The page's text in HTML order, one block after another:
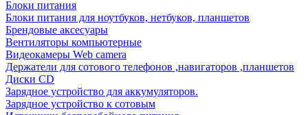
Блоки питания
Блоки питания для ноутбуков, нетбуков, планшетов
Брендовые аксесуары
Вентиляторы компьютерные
Видеокамеры Web camera
Держатели для сотового телефонов ,навигаторов ,планшетов
Диски CD
Зарядное устройство для аккумуляторов.
Зарядное устройство к сотовым